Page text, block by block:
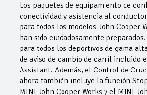
Los paquetes de equipamiento de
conectividad y asistencia al
para todos los modelos John Cooper
han sido cuidadosamente
para todos los deportivos de gama
de aviso de cambio de carril incluido
Assistant. Además, el Control de
ahora también incluye la función
MINI John Cooper Works y el MINI